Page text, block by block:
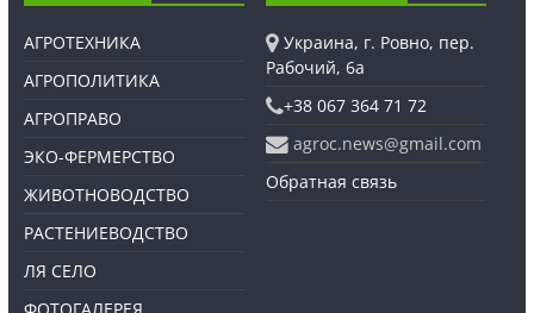
АГРОТЕХНИКА
АГРОПОЛИТИКА
АГРОПРАВО
ЭКО-ФЕРМЕРСТВО
ЖИВОТНОВОДСТВО
РАСТЕНИЕВОДСТВО
ЛЯ СЕЛО
Украина, г. Ровно, пер.
Рабочий, 6а
+38 067 364 71 72
agroc.news@gmail.com
Обратная связь